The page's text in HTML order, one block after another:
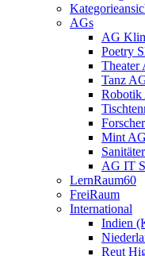
AGs
AG
Poetry
Theater
Tanz
Robotik
Mint
AG IT
LernRaum60
FreiRaum
International
Indien
Reut